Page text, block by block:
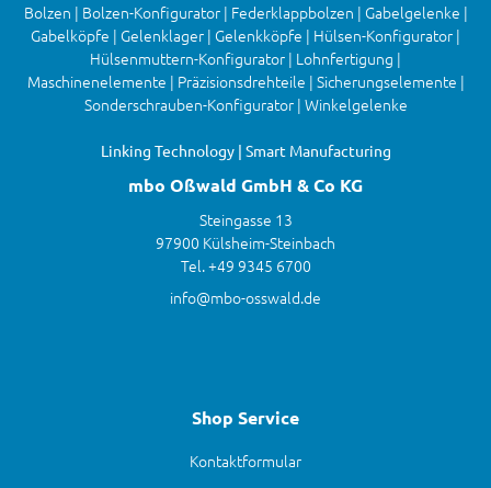
Bolzen | Bolzen-Konfigurator | Federklappbolzen | Gabelgelenke |
Gabelköpfe | Gelenklager | Gelenkköpfe | Hülsen-Konfigurator |
Hülsenmuttern-Konfigurator | Lohnfertigung |
Maschinenelemente | Präzisionsdrehteile | Sicherungselemente |
Sonderschrauben-Konfigurator | Winkelgelenke
Linking Technology | Smart Manufacturing
mbo Oßwald GmbH & Co KG
Steingasse 13
97900 Külsheim-Steinbach
Tel. +49 9345 6700
info@mbo-osswald.de
Shop Service
Kontaktformular